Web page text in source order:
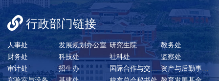
行政部门链接
人事处 发展规划办公室 研究生院
教务处
财务处
科技处 社科处
监察处
审计处
招生办 国际合作与交流处
资产与后勤事务管理处